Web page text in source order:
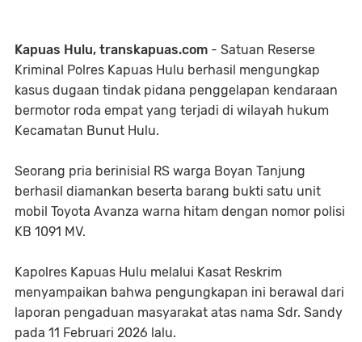
Kapuas Hulu, transkapuas.com - Satuan Reserse
Kriminal Polres Kapuas Hulu berhasil mengungkap
kasus dugaan tindak pidana penggelapan kendaraan
bermotor roda empat yang terjadi di wilayah hukum
Kecamatan Bunut Hulu.
Seorang pria berinisial RS warga Boyan Tanjung
berhasil diamankan beserta barang bukti satu unit
mobil Toyota Avanza warna hitam dengan nomor polisi
KB 1091 MV.
Kapolres Kapuas Hulu melalui Kasat Reskrim
menyampaikan bahwa pengungkapan ini berawal dari
laporan pengaduan masyarakat atas nama Sdr. Sandy
pada 11 Februari 2026 lalu.